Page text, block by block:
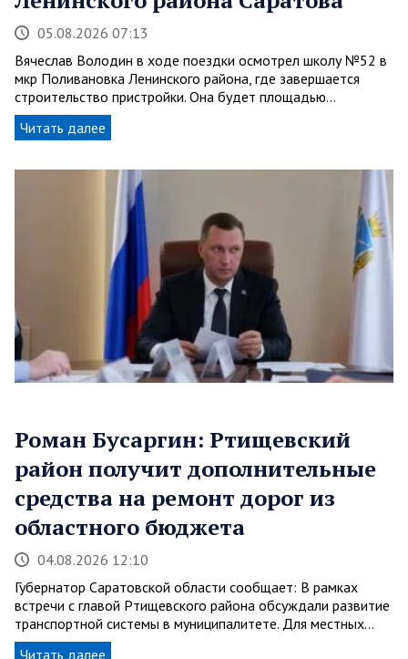
05.08.2026 07:13
Вячеслав Володин в ходе поездки осмотрел школу №52 в
мкр Поливановка Ленинского района, где завершается
строительство пристройки. Она будет площадью…
Читать далее
Роман Бусаргин: Ртищевский
район получит дополнительные
средства на ремонт дорог из
областного бюджета
04.08.2026 12:10
Губернатор Саратовской области сообщает: В рамках
встречи с главой Ртищевского района обсуждали развитие
транспортной системы в муниципалитете. Для местных…
Читать далее